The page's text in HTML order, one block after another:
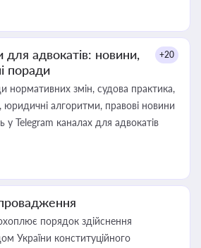
для адвокатів: новини,
поради
+20
нормативних змін, судова практика,
юридичні алгоритми, правові новини
Telegram каналах для адвокатів
порядок здійснення
України конституційного